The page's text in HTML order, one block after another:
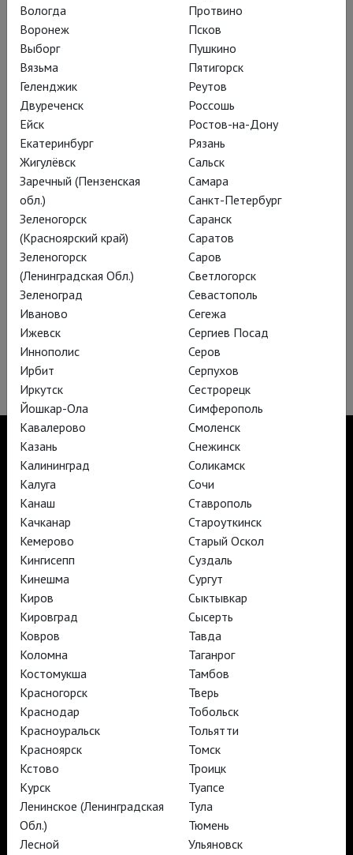
Оперный фестиваль в Санкт-Маргаретен:
Набукко
Венская опера: Анна Болейн
TheatreHD
TheatreHD Опера
TheatreHD Балет в кино
АРТ-ЛЕКТОРИЙ В КИНО
АРТ-ЛЕКТОРИЙ В КИНО
TheatreHD
TheatreHD Опера
TheatreHD Балет в кино
АРТ-ЛЕКТОРИЙ В КИНО
TheatreHD
Подписаться на рассылку
Поддержать
Стать волонтёром
Как организовать показ в вашем городе
Контакты
Вологда
Воронеж
Выборг
Вязьма
Геленджик
Двуреченск
Ейск
Екатеринбург
Жигулёвск
Заречный (Пензенская
обл.)
Зеленогорск
(Красноярский край)
Зеленогорск
(Ленинградская Обл.)
Зеленоград
Иваново
Ижевск
Иннополис
Ирбит
Иркутск
Йошкар-Ола
Кавалерово
Казань
Калининград
Калуга
Канаш
Качканар
Кемерово
Кингисепп
Кинешма
Киров
Кировград
Ковров
Коломна
Костомукша
Красногорск
Краснодар
Красноуральск
Красноярск
Кстово
Курск
Ленинское (Ленинградская
Обл.)
Лесной
Протвино
Псков
Пушкино
Пятигорск
Реутов
Россошь
Ростов-на-Дону
Рязань
Сальск
Самара
Санкт-Петербург
Саранск
Саратов
Саров
Светлогорск
Севастополь
Сегежа
Сергиев Посад
Серов
Серпухов
Сестрорецк
Симферополь
Смоленск
Снежинск
Соликамск
Сочи
Ставрополь
Староуткинск
Старый Оскол
Суздаль
Сургут
Сыктывкар
Сысерть
Тавда
Таганрог
Тамбов
Тверь
Тобольск
Тольятти
Томск
Троицк
Туапсе
Тула
Тюмень
Ульяновск